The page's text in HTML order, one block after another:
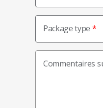
Package type
Commentaires